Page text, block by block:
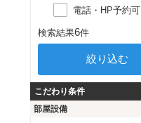
電話・HP予約可
検索結果6件
こだわり条件
部屋設備